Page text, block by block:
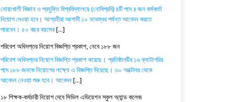
নোয়াখালী বিজ্ঞান ও প্রযুক্তি বিশ্ববিদ্যালয়ে (নোবিপ্রবি) ৪টি পদে ৪ জন কর্মকর্তা
নিয়োগ দেওয়া হবে। আগ্রহীরা আগামী ১০ নভেম্বর পর্যন্ত আবেদন করতে
পারবেন। ৫০ বছর বয়সের[...]
পরিবেশ অধিদপ্তর নিয়োগ বিজ্ঞপ্তি প্রকাশ, নেবে ১৮৮ জন
পরিবেশ অধিদপ্তর নিয়োগ বিজ্ঞপ্তি প্রকাশ করেছে। প্রতিষ্ঠানটির ১৬ ক্যাটাগরির
পদে ১৮৮ জনকে নিয়োগের লক্ষ্যে এ বিজ্ঞপ্তি দিয়েছে। ৩০ অক্টোবর থেকে
আবেদন নেওয়া শুরু হবে। আবেদন[...]
১৮ শিক্ষক-কর্মচারী নিয়োগ দেবে সিভিল এভিয়েশন স্কুল অ্যান্ড কলেজ